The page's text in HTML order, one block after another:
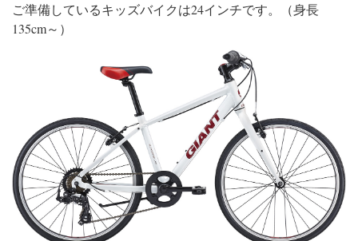
ご準備しているキッズバイクは24インチです。（身長
135cm～）